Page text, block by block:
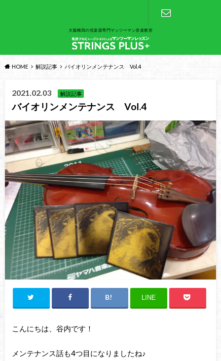
大阪梅田の弦楽器専門マンツーマン音楽教室
お問い合わ
HOME 解説記事 バイオリンメンテナンス Vol.4
2021.02.03 解説記事
バイオリンメンテナンス Vol.4
LINE
こんにちは、谷内です！
メンテナンス話も4つ目になりましたね♪